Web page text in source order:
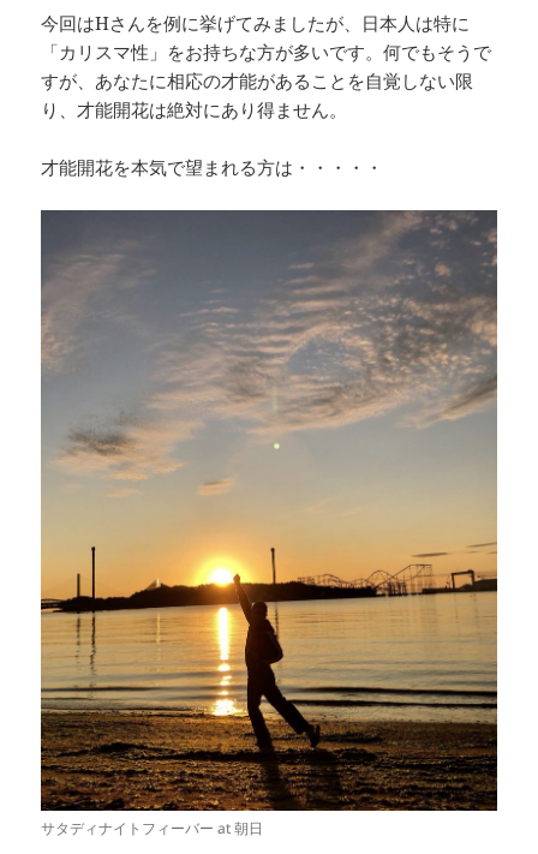
今回はHさんを例に挙げてみましたが、日本人は特に
「カリスマ性」をお持ちな方が多いです。何でもそうで
すが、あなたに相応の才能があることを自覚しない限
り、才能開花は絶対にあり得ません。
才能開花を本気で望まれる方は・・・・・
サタディナイトフィーバー at 朝日